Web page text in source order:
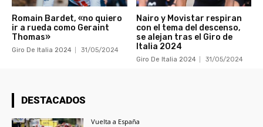
Romain Bardet, «no quiero
ir a rueda como Geraint
Thomas»
Giro De Italia 2024 31/05/2024
Nairo y Movistar respiran
con el tema del descenso,
se alejan tras el Giro de
Italia 2024
Giro De Italia 2024 31/05/2024
DESTACADOS
Vuelta a España